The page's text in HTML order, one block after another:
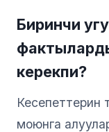
Биринчи
керекпи?
Кесепеттерин
моюнга